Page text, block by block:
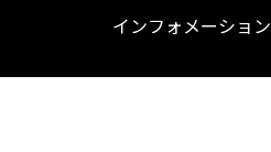
インフォメーション